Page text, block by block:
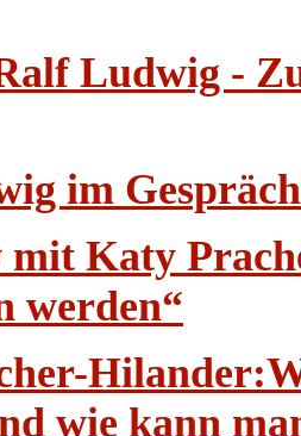
Ludwig -
im
Katy
werden“
wie kann